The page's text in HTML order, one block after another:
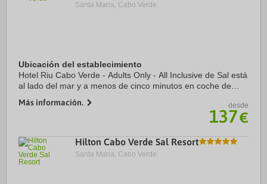
Santa Maria, Cabo Verde.
Ubicación del establecimiento
Hotel Riu Cabo Verde - Adults Only - All Inclusive de Sal está
al lado del mar y a menos de cinco minutos en coche de
Además, este alojamiento con ...
Más información. desde
137€
Hilton Cabo Verde Sal Resort
Santa Maria, Cabo Verde.